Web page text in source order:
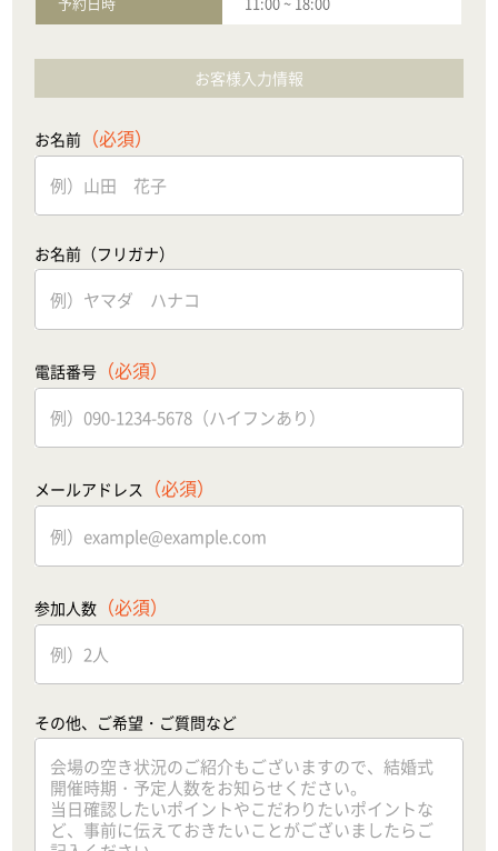
お客様入力情報
お名前 （必須）
お名前（フリガナ）
電話番号 （必須）
メールアドレス （必須）
参加人数 （必須）
その他、ご希望・ご質問など